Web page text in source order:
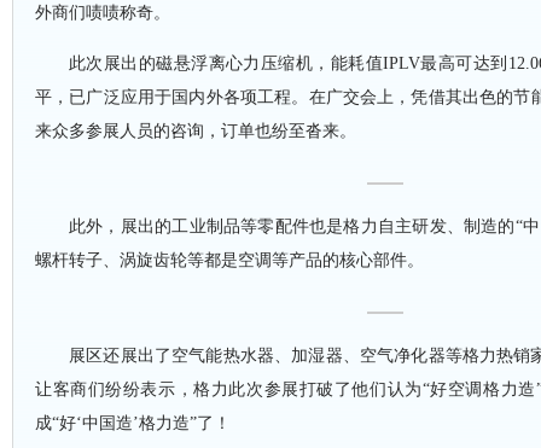
外商们啧啧称奇。
此次展出的磁悬浮离心力压缩机，能耗值IPLV最高可达到
平，已广泛应用于国内外各项工程。在广交会上，凭借其出色的节
来众多参展人员的咨询，订单也纷至沓来。
此外，展出的工业制品等零配件也是格力自主研发、制造的“
螺杆转子、涡旋齿轮等都是空调等产品的核心部件。
展区还展出了空气能热水器、加湿器、空气净化器等格力热销
让客商们纷纷表示，格力此次参展打破了他们认为“好空调格力
成“好‘中国造’格力造”了！